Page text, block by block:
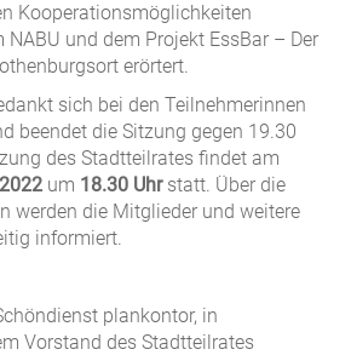
Kooperationsmöglichkeiten
NABU und dem Projekt EssBar – Der
erörtert.
sich bei den Teilnehmerinnen
beendet die Sitzung gegen 19.30
des Stadtteilrates findet am
um 18.30 Uhrstatt. Über die
werden die Mitglieder und weitere
informiert.
plankontor, in
Vorstand des Stadtteilrates